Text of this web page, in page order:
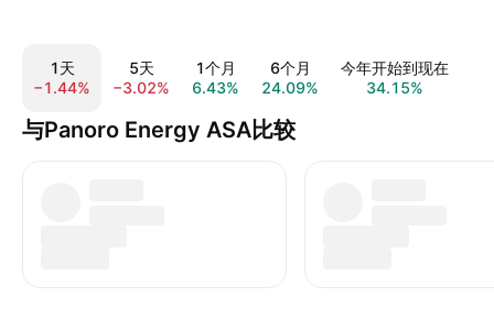
1天
−1.44%
5天
−3.02%
1个月
6.43%
6个月
24.09%
今年开始到现在
34.15%
与Panoro Energy ASA比较